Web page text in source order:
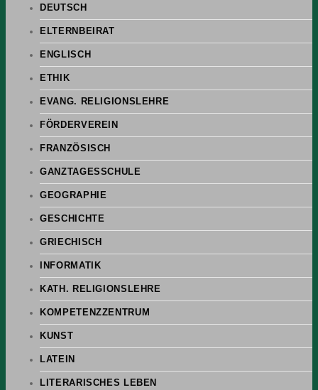
DEUTSCH
ELTERNBEIRAT
ENGLISCH
ETHIK
EVANG. RELIGIONSLEHRE
FÖRDERVEREIN
FRANZÖSISCH
GANZTAGESSCHULE
GEOGRAPHIE
GESCHICHTE
GRIECHISCH
INFORMATIK
KATH. RELIGIONSLEHRE
KOMPETENZZENTRUM
KUNST
LATEIN
LITERARISCHES LEBEN